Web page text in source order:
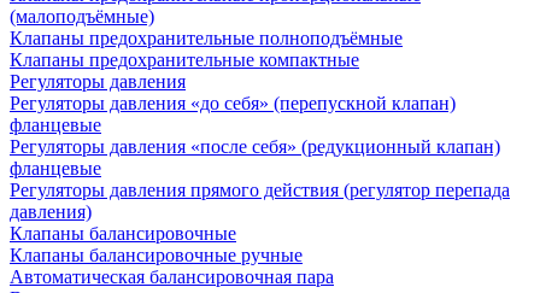
(малоподъёмные)
Клапаны предохранительные полноподъёмные
Клапаны предохранительные компактные
Регуляторы давления
Регуляторы давления «до себя» (перепускной клапан)
фланцевые
Регуляторы давления «после себя» (редукционный клапан)
фланцевые
Регуляторы давления прямого действия (регулятор перепада
давления)
Клапаны балансировочные
Клапаны балансировочные ручные
Автоматическая балансировочная пара